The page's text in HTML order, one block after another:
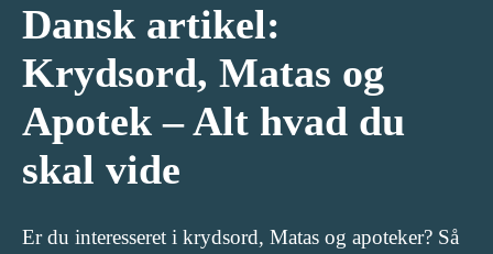
Dansk artikel:
Krydsord, Matas og
Apotek – Alt hvad du
skal vide
Er du interesseret i krydsord, Matas og apoteker? Så